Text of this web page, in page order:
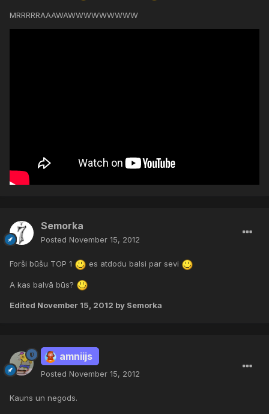
MRRRRRAAAWAWWWWWWWWW
Semorka
Posted November 15, 2012
Forši būšu TOP 1 es atdodu balsi par sevi
A kas balvā būs?
Edited November 15, 2012 by Semorka
amniijs
Posted November 15, 2012
Kauns un negods.